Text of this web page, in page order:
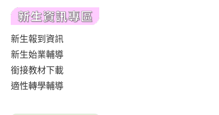
新生報到資訊
新生始業輔導
銜接教材下載
適性轉學輔導